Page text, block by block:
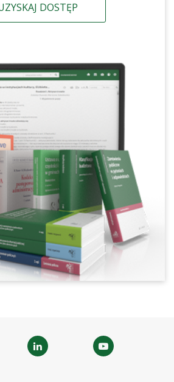
DOSTĘP